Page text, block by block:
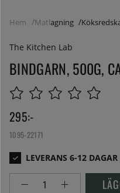
Hem Matlagning
The Kitchen Lab
BINDGARN, 500G,
295:-
1095-22171